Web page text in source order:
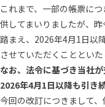
これまで、一部の帳票に
供してまいりましたが、
踏まえ、2026年4月1日以
させていただくことといた
なお、法令に基づき当社
2026年4月1日以降も引き
今回の改訂につきまして